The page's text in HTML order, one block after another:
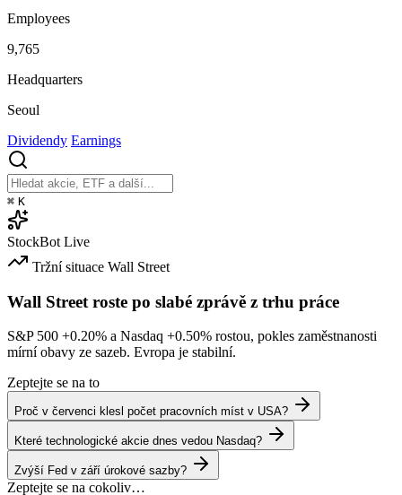
Employees
9,765
Headquarters
Seoul
Dividendy Earnings
⌘ K
StockBot Live
Tržní situace Wall Street
Wall Street roste po slabé zprávě z trhu práce
S&P 500 +0.20% a Nasdaq +0.50% rostou, pokles zaměstnanosti
mírní obavy ze sazeb. Evropa je stabilní.
Zeptejte se na to
Proč v červenci klesl počet pracovních míst v USA?
Které technologické akcie dnes vedou Nasdaq?
Zvýší Fed v září úrokové sazby?